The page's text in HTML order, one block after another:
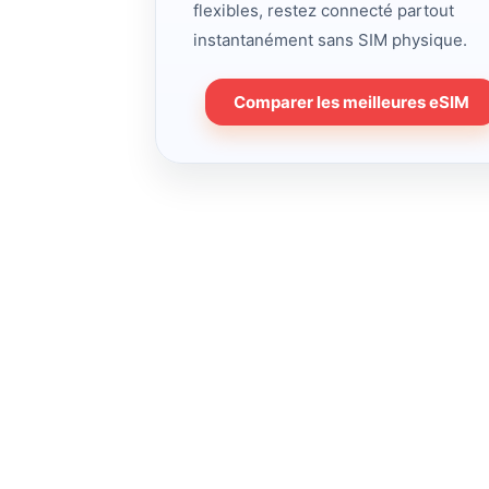
flexibles, restez connecté partout
instantanément sans SIM physique.
Comparer les meilleures eSIM